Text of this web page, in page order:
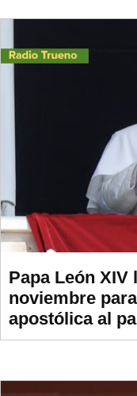
Papa León XIV
noviembre
apostólica al